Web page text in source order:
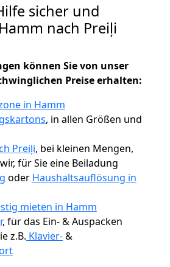
sicher und
nach Preiļi
können Sie von unser
Preise erhalten:
in Hamm
, in allen Größen und
Preiļi, bei kleinen Mengen,
für Sie eine Beiladung
oder Haushaltsauflösung in
mieten in Hamm
, für das Ein- & Auspacken
z.B. Klavier-&